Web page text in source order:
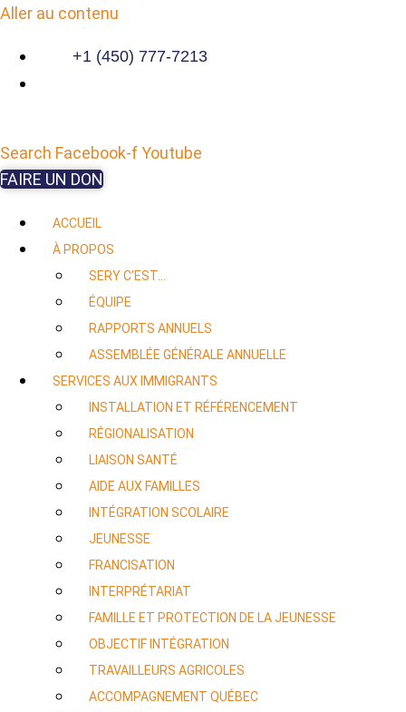
Aller au contenu
+1 (450) 777-7213
Search Facebook-fYoutube
FAIRE UN DON
ACCUEIL
À PROPOS
SERY C’EST…
ÉQUIPE
RAPPORTS ANNUELS
ASSEMBLÉE GÉNÉRALE ANNUELLE
SERVICES AUX IMMIGRANTS
INSTALLATION ET RÉFÉRENCEMENT
RÉGIONALISATION
LIAISON SANTÉ
AIDE AUX FAMILLES
INTÉGRATION SCOLAIRE
JEUNESSE
FRANCISATION
INTERPRÉTARIAT
FAMILLE ET PROTECTION DE LA JEUNESSE
OBJECTIF INTÉGRATION
TRAVAILLEURS AGRICOLES
ACCOMPAGNEMENT QUÉBEC